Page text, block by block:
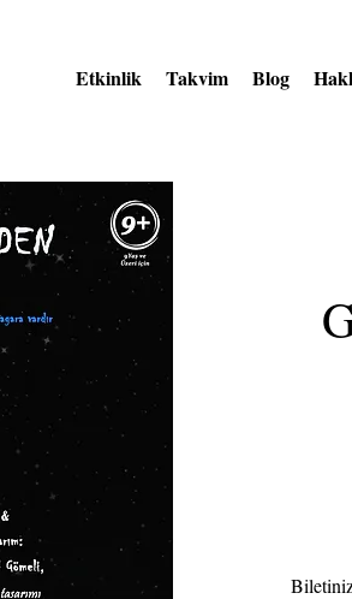
Etkinlik Takvim Blog